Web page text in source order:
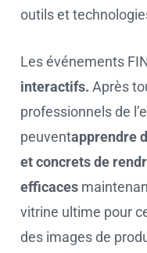
outils et
Les événements
interactifs. Après
professionnels de
peuventapprendre
et concrets de
efficaces
vitrine ultime pour
des images de